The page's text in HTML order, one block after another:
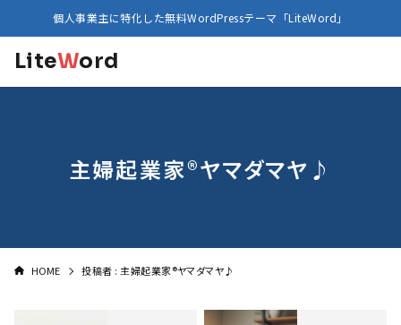
個人事業主に特化した無料WordPressテーマ「LiteWord」
LiteWord
主婦起業家®ヤマダマヤ♪
HOME 投稿者 : 主婦起業家®ヤマダマヤ♪